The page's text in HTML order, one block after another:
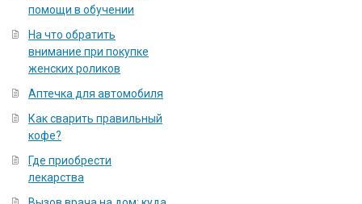
помощи в обучении
На что обратить
внимание при покупке
женских роликов
Аптечка для автомобиля
Как сварить правильный
кофе?
Где приобрести
лекарства